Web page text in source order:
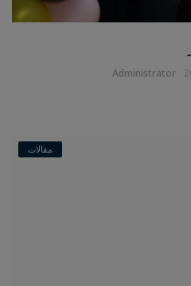
Administrator
مقالات